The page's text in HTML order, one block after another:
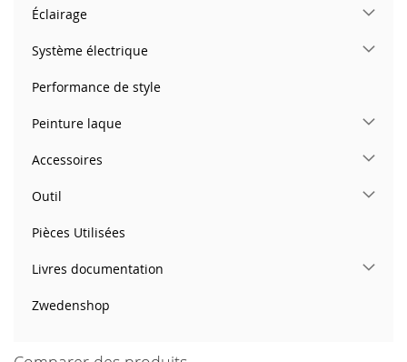
Éclairage
Système électrique
Performance de style
Peinture laque
Accessoires
Outil
Pièces Utilisées
Livres documentation
Zwedenshop